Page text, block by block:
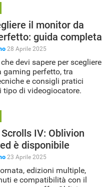
il monitor da
guida completa
28 Aprile 2025
devi sapere per scegliere
gaming perfetto, tra
e consigli pratici
tipo di videogiocatore.
IV: Oblivion
è disponibile
23 Aprile 2025
edizioni multiple,
e compatibilità con il